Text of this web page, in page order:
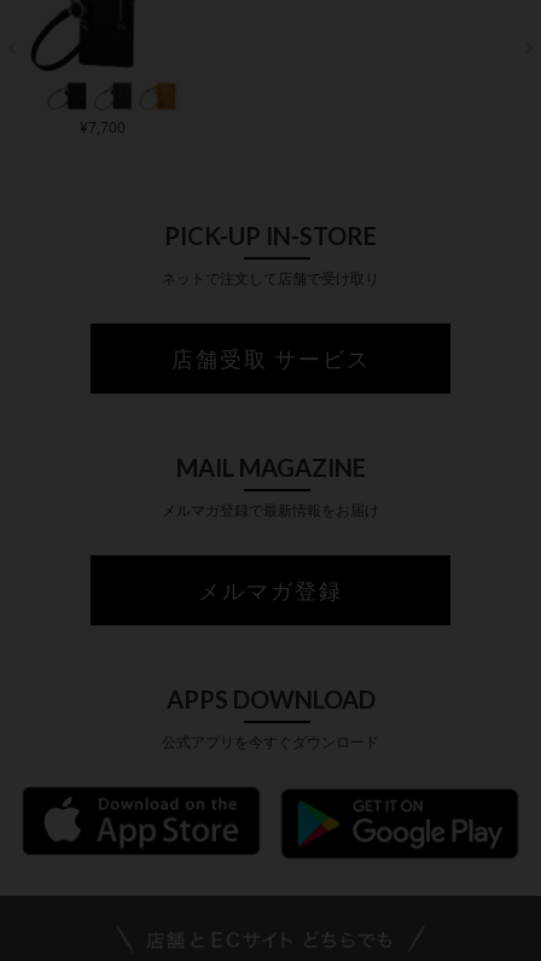
¥7,700
PICK-UP IN-STORE
ネットで注文して店舗で受け取り
店舗受取 サービス
MAIL MAGAZINE
メルマガ登録で最新情報をお届け
メルマガ登録
APPS DOWNLOAD
公式アプリを今すぐダウンロード